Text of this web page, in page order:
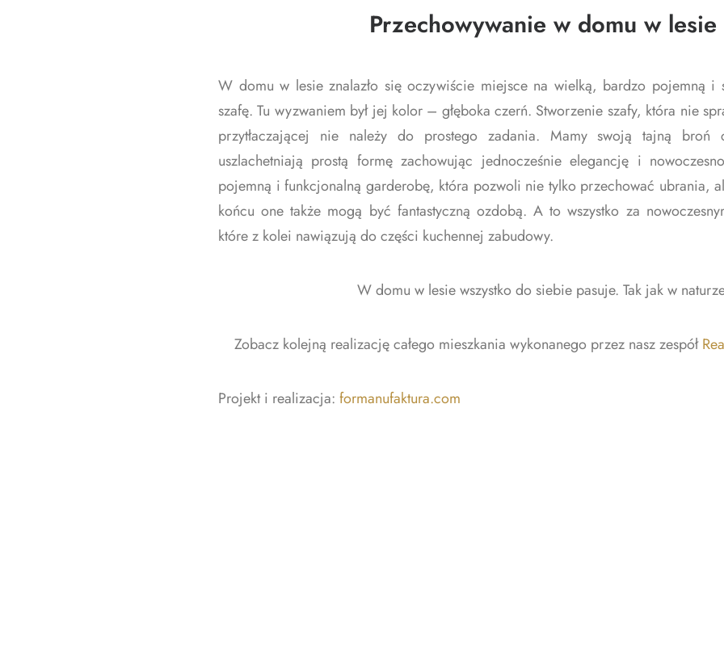
Przechowywanie w domu w lesie
W domu w lesie znalazło się oczywiście miejsce na wielką, bardzo pojemną i
szafę. Tu wyzwaniem był jej kolor – głęboka czerń. Stworzenie szafy, która nie
przytłaczającej nie należy do prostego zadania. Mamy swoją tajną broń
uszlachetniają prostą formę zachowując jednocześnie elegancję i
pojemną i funkcjonalną garderobę, która pozwoli nie tylko przechować ubrania,
końcu one także mogą być fantastyczną ozdobą. A to wszystko za
które z kolei nawiązują do części kuchennej zabudowy.
W domu w lesie wszystko do siebie pasuje. Tak jak w
Zobacz kolejną realizację całego mieszkania wykonanego przez nasz zespół
Projekt i realizacja: formanufaktura.com